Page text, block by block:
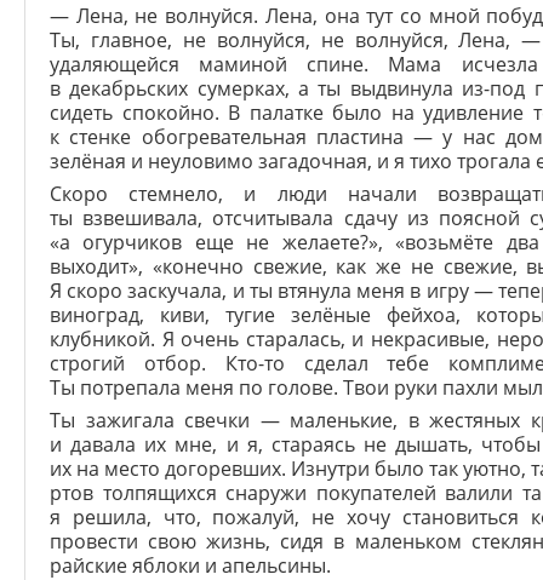
— Лена, не волнуйся. Лена, она тут со мной
Ты, главное, не волнуйся, не волнуйся, Лена,
удаляющейся маминой спине. Мама
в декабрьских сумерках, а ты выдвинула из-под
сидеть спокойно. В палатке было на
к стенке обогревательная пластина — у нас
зелёная и неуловимо загадочная, и я тихо трогала
Скоро стемнело, и люди начали
ты взвешивала, отсчитывала сдачу из поясной
«а огурчиков еще не желаете?», «возьмёте
выходит», «конечно свежие, как же не свежие,
Я скоро заскучала, и ты втянула меня в игру —
виноград, киви, тугие зелёные фейхоа,
клубникой. Я очень старалась, и некрасивые,
строгий отбор. Кто-то сделал тебе
Ты потрепала меня по голове. Твои руки пахли
Ты зажигала свечки — маленькие, в жестяных
и давала их мне, и я, стараясь не дышать,
их на место догоревших. Изнутри было так уютно,
ртов толпящихся снаружи покупателей валили
я решила, что, пожалуй, не хочу становиться
провести свою жизнь, сидя в маленьком
райские яблоки и апельсины.